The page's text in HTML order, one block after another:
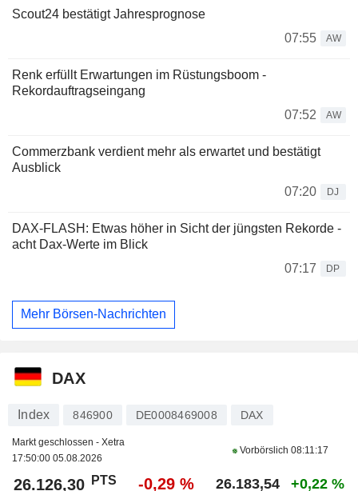
Scout24 bestätigt Jahresprognose
07:55
AW
Renk erfüllt Erwartungen im Rüstungsboom -
Rekordauftragseingang
07:52
AW
Commerzbank verdient mehr als erwartet und bestätigt
Ausblick
07:20
DJ
DAX-FLASH: Etwas höher in Sicht der jüngsten Rekorde -
acht Dax-Werte im Blick
07:17
DP
Mehr Börsen-Nachrichten
DAX
Index 846900 DE0008469008 DAX
Markt geschlossen - Xetra
17:50:00 05.08.2026
Vorbörslich 08:11:17
26.126,30 PTS -0,29 % 26.183,54 +0,22 %